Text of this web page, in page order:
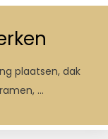
plaatsen, dak
…